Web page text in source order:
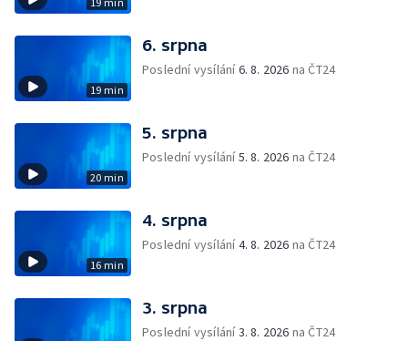
19 min
6. srpna
Poslední vysílání6. 8. 2026 na ČT24
20 min
5. srpna
Poslední vysílání5. 8. 2026 na ČT24
16 min
4. srpna
Poslední vysílání4. 8. 2026 na ČT24
3. srpna
Poslední vysílání3. 8. 2026 na ČT24